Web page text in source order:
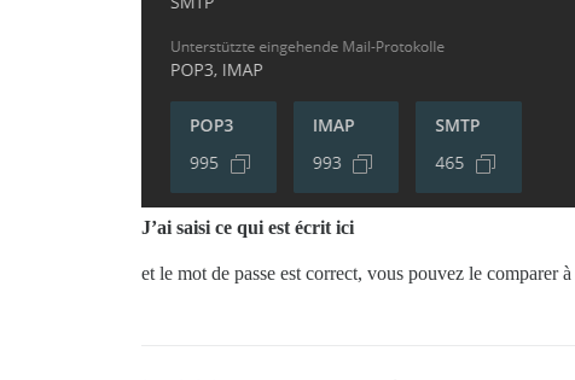
J’ai saisi ce qui est écrit ici
et le mot de passe est correct, vous pouvez le comparer